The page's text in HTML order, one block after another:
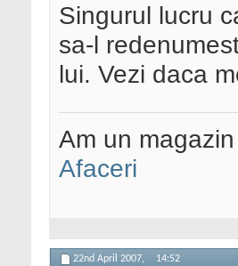
Singurul lucru
sa-l
lui. Vezi daca
Am un
Afaceri
22nd April 2007, 14:52